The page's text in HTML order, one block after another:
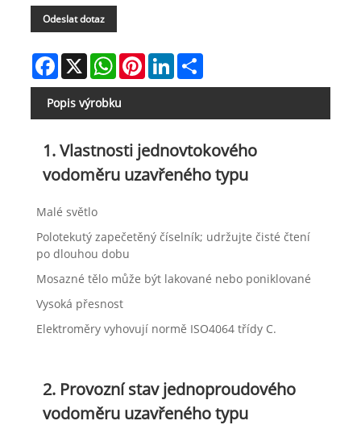
Odeslat dotaz
Facebook
X WhatsAppPinterestLinkedInShare
Popis výrobku
1. Vlastnosti jednovtokového
vodoměru uzavřeného typu
Malé světlo
Polotekutý zapečetěný číselník; udržujte čisté čtení
po dlouhou dobu
Mosazné tělo může být lakované nebo poniklované
Vysoká přesnost
Elektroměry vyhovují normě ISO4064 třídy C.
2. Provozní stav jednoproudového
vodoměru uzavřeného typu